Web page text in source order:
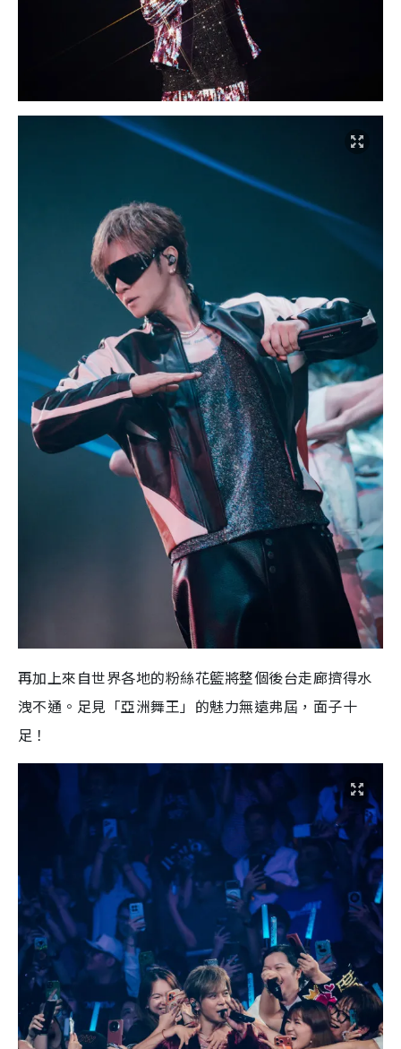
再加上來自世界各地的粉絲花籃將整個後台走廊擠得水
洩不通。足見「亞洲舞王」的魅力無遠弗屆，面子十
足！